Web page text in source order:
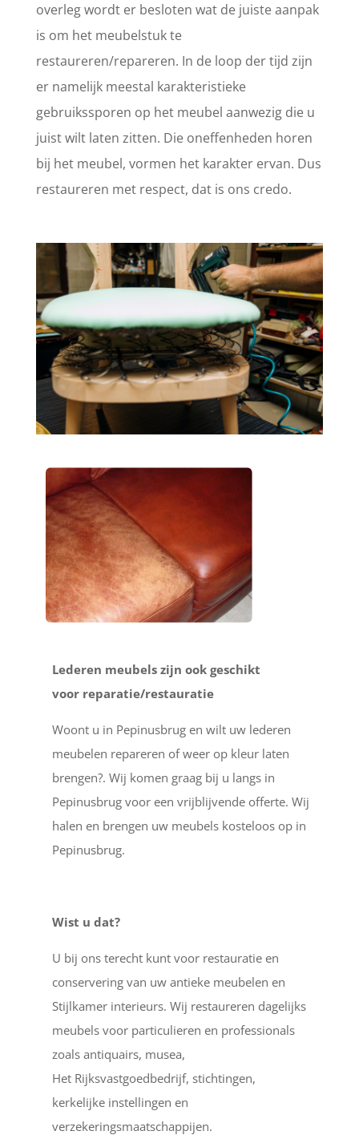
overleg wordt er besloten wat de juiste aanpak
is om het meubelstuk te
restaureren/repareren. In de loop der tijd zijn
er namelijk meestal karakteristieke
gebruikssporen op het meubel aanwezig die u
juist wilt laten zitten. Die oneffenheden horen
bij het meubel, vormen het karakter ervan. Dus
restaureren met respect, dat is ons credo.
Lederen meubels zijn ook geschikt
voor reparatie/restauratie
Woont u in Pepinusbrug en wilt uw lederen
meubelen repareren of weer op kleur laten
brengen?. Wij komen graag bij u langs in
Pepinusbrug voor een vrijblijvende offerte. Wij
halen en brengen uw meubels kosteloos op in
Pepinusbrug.
Wist u dat?
U bij ons terecht kunt voor restauratie en
conservering van uw antieke meubelen en
Stijlkamer interieurs. Wij restaureren dagelijks
meubels voor particulieren en professionals
zoals antiquairs, musea,
Het Rijksvastgoedbedrijf, stichtingen,
kerkelijke instellingen en
verzekeringsmaatschappijen.